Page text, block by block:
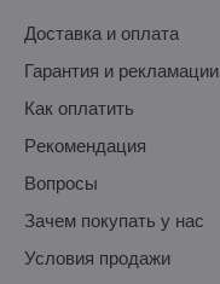
Доставка и оплата
Гарантия и рекламации
Как оплатить
Pекомендация
Вопросы
Зачем покупать у нас
Условия продажи